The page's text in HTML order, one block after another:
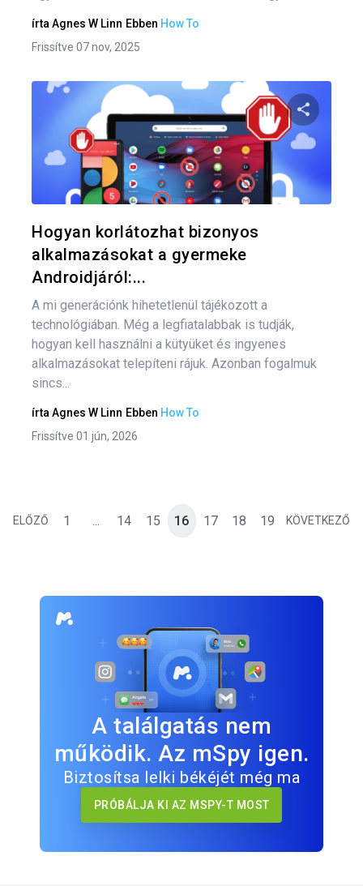
írta Agnes W Linn Ebben How To
Frissítve 07 nov, 2025
Oszd
Hogyan korlátozhat bizonyos
alkalmazásokat a gyermeke
Androidjáról:...
A mi generációnk hihetetlenül tájékozott a
technológiában. Még a legfiatalabbak is tudják,
hogyan kell használni a kütyüket és ingyenes
alkalmazásokat telepíteni rájuk. Azonban fogalmuk
sincs...
írta Agnes W Linn Ebben How To
Frissítve 01 jún, 2026
ELŐZŐ 1 ... 14 15 16 17 18 19 KÖVETKEZŐ
A találgatás nem
működik. Az mSpy igen.
Biztosítsa lelki békéjét még ma
PRÓBÁLJA KI AZ MSPY-T MOST